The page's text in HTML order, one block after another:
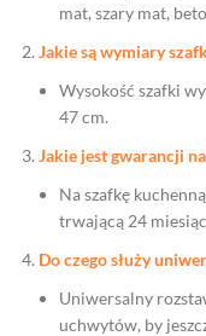
mat, szary mat,
Jakie są wymiary
Wysokość szafki
47 cm.
Jakie jest gwarancji
Na szafkę
trwającą 24
Do czego służy
Uniwersalny
uchwytów, by